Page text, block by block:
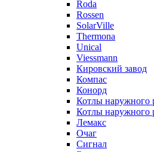
Roda
Rossen
SolarVille
Thermona
Unical
Viessmann
Кировский завод
Компас
Конорд
Котлы наружного
Котлы
Лемакс
Очаг
Сигнал